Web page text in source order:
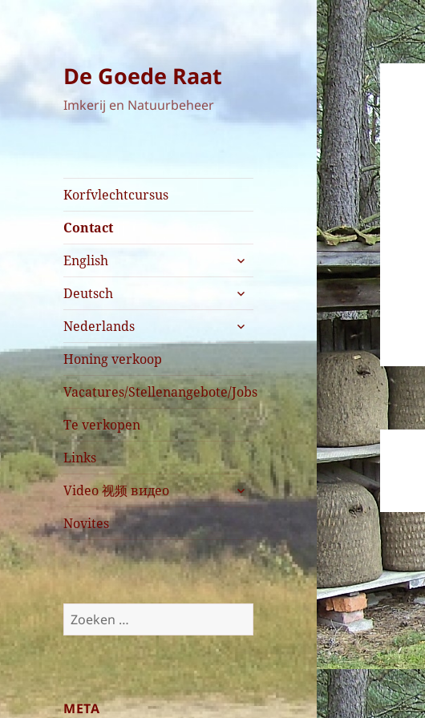
De Goede Raat
Imkerij en Natuurbeheer
Korfvlechtcursus
Contact
English
submenu
uitvouwen
Deutsch
submenu
uitvouwen
Nederlands
submenu
uitvouwen
Honing verkoop
Vacatures/Stellenangebote/Jobs
Te verkopen
Links
Video 视频 видео
submenu
uitvouwen
Novites
Zoeken
naar:
META